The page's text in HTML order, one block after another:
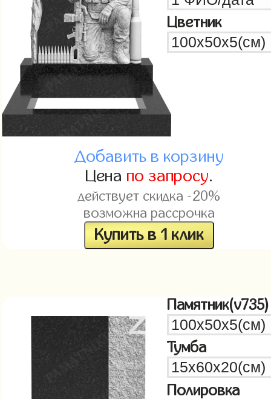
Цветник
Добавить в корзину
Цена по запросу.
действует скидка -20%
возможна рассрочка
Купить в 1 клик
Памятник(v735)
Тумба
Полировка